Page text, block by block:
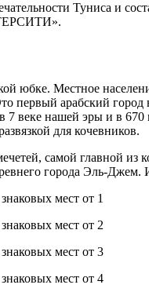
Туниса и
юбке. Местное
первый арабский
веке нашей эры и в 670
для кочевников.
самой главной из
города Эль-